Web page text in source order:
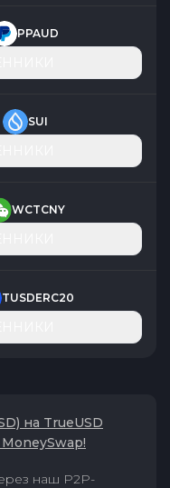
PPAUD
SUI
WCTCNY
TUSDERC20
на TrueUSD
наш P2P-